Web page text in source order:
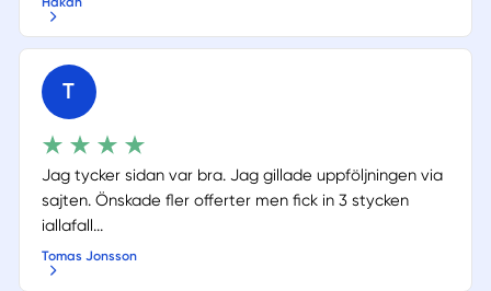
T
Jag tycker sidan var bra. Jag gillade uppföljningen via
sajten. Önskade fler offerter men fick in 3 stycken
iallafall...
Tomas Jonsson